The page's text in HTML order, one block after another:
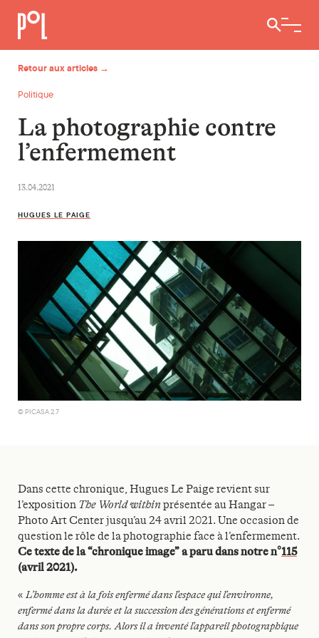
Ouvrir /
Retour aux articles →
Politique
La photographie contre
l’enfermement
13.04.2021
HUGUES LE PAIGE
© PICASA 2.7
Dans cette chronique, Hugues Le Paige revient sur
l’exposition The World within présentée au Hangar –
Photo Art Centerjusqu’au 24 avril 2021. Une occasion de
question le rôle de la photographie face à l’enfermement.
Ce texte de la “chronique image” a paru dans notre n°115
(avril 2021).
«L’homme est à la fois enfermé dans l’espace quil’environne,
enfermé dans la durée et la successiondes générations et enfermé
dans son propre corps.Alors il a inventé l’appareil photographique